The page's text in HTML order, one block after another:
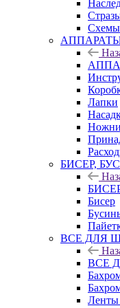
Схемы
Лапки
БИСЕР,
Бисер
ВСЕ ДЛЯ
ВСЕ